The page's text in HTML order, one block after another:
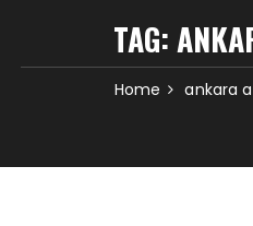
TAG:
Home ankara